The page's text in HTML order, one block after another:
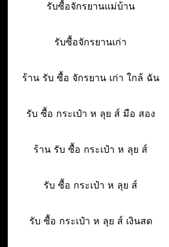
รับซื้อจักรยานแม่บ้าน
รับซื้อจักรยานเก่า
ร้าน รับ ซื้อ จักรยาน เก่า ใกล้ ฉัน
รับ ซื้อ กระเป๋า ห ลุย ส์ มือ สอง
ร้าน รับ ซื้อ กระเป๋า ห ลุย ส์
รับ ซื้อ กระเป๋า ห ลุย ส์
รับ ซื้อ กระเป๋า ห ลุย ส์ เงินสด